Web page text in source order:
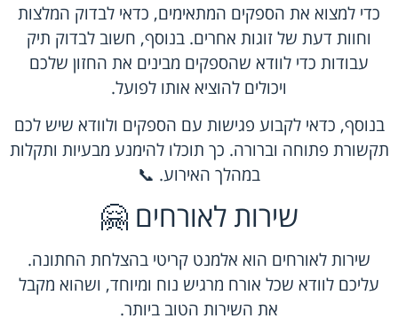
כדי למצוא את הספקים המתאימים, כדאי לבדוק המלצות
וחוות דעת של זוגות אחרים. בנוסף, חשוב לבדוק תיק
עבודות כדי לוודא שהספקים מבינים את החזון שלכם
ויכולים להוציא אותו לפועל.
בנוסף, כדאי לקבוע פגישות עם הספקים ולוודא שיש לכם
תקשורת פתוחה וברורה. כך תוכלו להימנע מבעיות ותקלות
במהלך האירוע. 📞
שירות לאורחים 🤗
שירות לאורחים הוא אלמנט קריטי בהצלחת החתונה.
עליכם לוודא שכל אורח מרגיש נוח ומיוחד, ושהוא מקבל
את השירות הטוב ביותר.